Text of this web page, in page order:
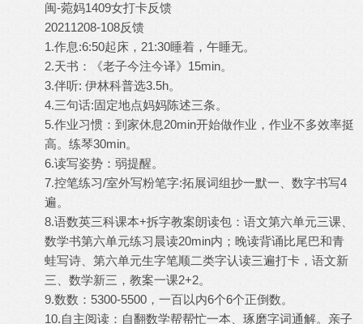
闽-菀妈1409女打卡反馈
20211208-108反馈
1.作息:6:50起床，21:30睡着，午睡无。
2.天书：《老子今注今译》15min。
3.伴听: 伊林科普选3.5h。
4.三句话:固定地点妈妈陈述三条。
5.作业习惯：到家休息20min开始做作业，作业不多效率挺
高。练琴30min。
6.读写姿势：弱提醒。
7.控笔练习/室外写粉笔字:拓展词组抄一默一、数字书写4
遍。
8.语数英三科课本+拆字教案朗读包：语文第六单元三课、
数学书第六单元练习晨读20min内；晚读背诵比尾巴和青
蛙写诗、第六单元生字笔顺二类字认读三遍打卡，语文新
三、数学新三，教案一课2+2。
9.数数：5300-5500，一百以内6个6个正倒数。
10.自主阅读：自翻数学帮帮忙一本、琢磨字词通解。亲子